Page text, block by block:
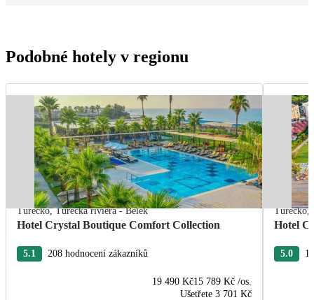
Podobné hotely v regionu
Turecko,Turecká riviéra - Belek
Hotel Crystal Boutique Comfort Collection
5.1 208 hodnocení zákazníků
19 490 Kč15 789 Kč /os.
Ušetřete 3 701 Kč
Turecko,
Hotel
5.0